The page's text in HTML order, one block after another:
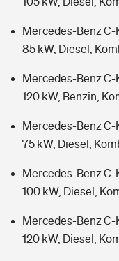
Mercedes-Benz C-
85 kW, Diesel,
Mercedes-Benz C-
120 kW, Benzin,
Mercedes-Benz C-
75 kW, Diesel,
Mercedes-Benz C-
100 kW, Diesel,
Mercedes-Benz C-
120 kW, Diesel,